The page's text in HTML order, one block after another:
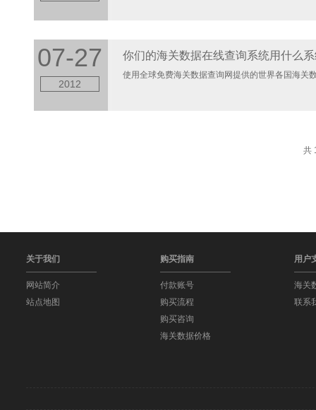
07-27
2012
你们的海关数据在线查询系统用什么
使用全球免费海关数据查询网提供的世界各国海关
共
关于我们
网站简介
站点地图
购买指南
付款账号
购买流程
购买咨询
海关数据价格
用户
海关
联系